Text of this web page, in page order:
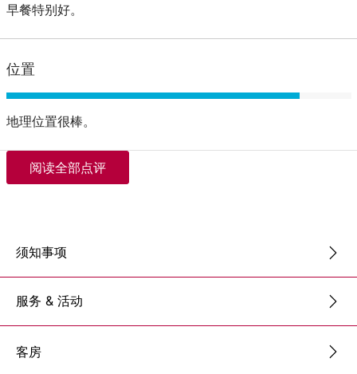
早餐特别好。
位置
地理位置很棒。
阅读全部点评
须知事项
服务 & 活动
客房